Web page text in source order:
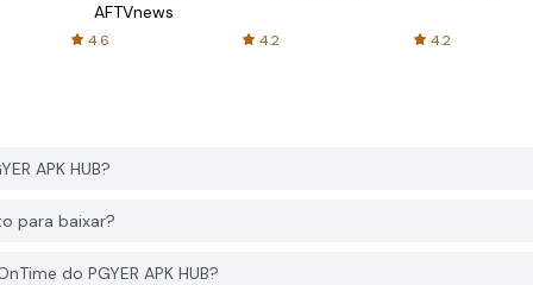
AFTVnews
4.6 4.2 4.2
APK HUB?
para baixar?
do PGYER APK HUB?